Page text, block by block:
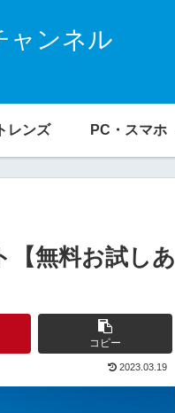
ャンネル
レンズ PC・スマホ
【無料お試しあ
コピー
2023.03.19